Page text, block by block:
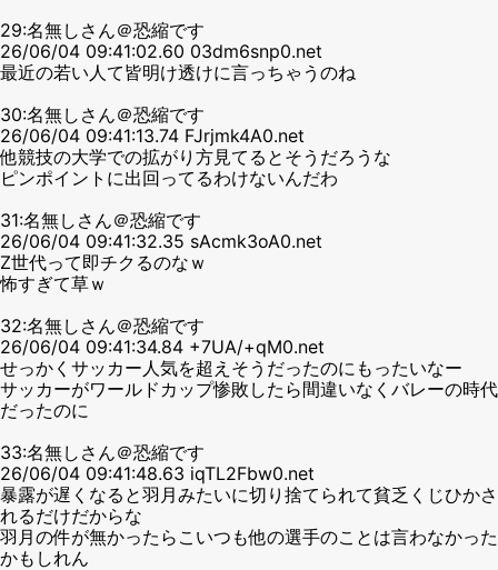
29:名無しさん＠恐縮です
26/06/04 09:41:02.60 03dm6snp0.net
最近の若い人て皆明け透けに言っちゃうのね
30:名無しさん＠恐縮です
26/06/04 09:41:13.74 FJrjmk4A0.net
他競技の大学での拡がり方見てるとそうだろうな
ピンポイントに出回ってるわけないんだわ
31:名無しさん＠恐縮です
26/06/04 09:41:32.35 sAcmk3oA0.net
Z世代って即チクるのなｗ
怖すぎて草ｗ
32:名無しさん＠恐縮です
26/06/04 09:41:34.84 +7UA/+qM0.net
せっかくサッカー人気を超えそうだったのにもったいなー
サッカーがワールドカップ惨敗したら間違いなくバレーの時代
だったのに
33:名無しさん＠恐縮です
26/06/04 09:41:48.63 iqTL2Fbw0.net
暴露が遅くなると羽月みたいに切り捨てられて貧乏くじひかさ
れるだけだからな
羽月の件が無かったらこいつも他の選手のことは言わなかった
かもしれん